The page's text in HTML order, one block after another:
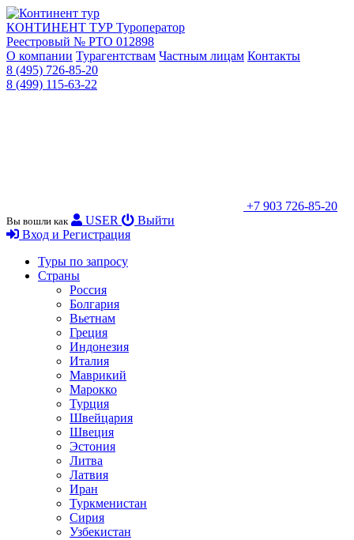
КОНТИНЕНТ ТУР Туроператор
Реестровый № РТО 012898
О компании Турагентствам Частным лицам Контакты
8 (495) 726-85-20
8 (499) 115-63-22
+7 903 726-85-20
Вы вошли как USER
Выйти
Вход и Регистрация
Туры по запросу
Страны
Россия
Болгария
Вьетнам
Греция
Индонезия
Италия
Маврикий
Марокко
Турция
Швейцария
Швеция
Эстония
Литва
Латвия
Иран
Туркменистан
Сирия
Узбекистан